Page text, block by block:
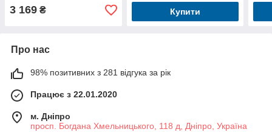
3 169 ₴ Купити
Про нас
98% позитивних з 281 відгука за рік
Працює з 22.01.2020
м. Дніпро
просп. Богдана Хмельницького, 118 д, Дніпро, Україна